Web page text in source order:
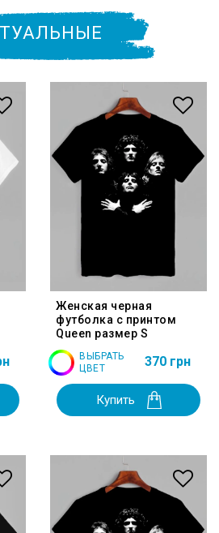
Женская черная
футболка с принтом
Queen размер S
ВЫБРАТЬ
ЦВЕТ
370 грн
Купить